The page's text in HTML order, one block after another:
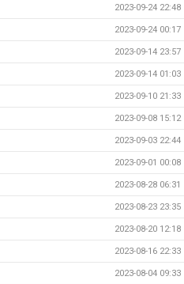
2023-09-24 22:48
2023-09-24 00:17
2023-09-14 23:57
2023-09-14 01:03
2023-09-10 21:33
2023-09-08 15:12
2023-09-03 22:44
2023-09-01 00:08
2023-08-28 06:31
2023-08-23 23:35
2023-08-20 12:18
2023-08-16 22:33
2023-08-04 09:33